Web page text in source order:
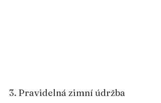
3. Pravidelná zimní údržba